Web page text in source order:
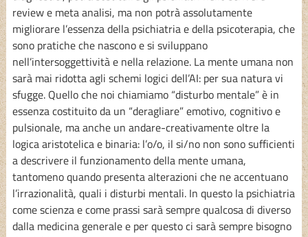
review e meta analisi, ma non potrà assolutamente
migliorare l’essenza della psichiatria e della psicoterapia, che
sono pratiche che nascono e si sviluppano
nell’intersoggettività e nella relazione. La mente umana non
sarà mai ridotta agli schemi logici dell’AI: per sua natura vi
sfugge. Quello che noi chiamiamo “disturbo mentale” è in
essenza costituito da un “deragliare” emotivo, cognitivo e
pulsionale, ma anche un andare-creativamente oltre la
logica aristotelica e binaria: l’o/o, il si/no non sono sufficienti
a descrivere il funzionamento della mente umana,
tantomeno quando presenta alterazioni che ne accentuano
l’irrazionalità, quali i disturbi mentali. In questo la psichiatria
come scienza e come prassi sarà sempre qualcosa di diverso
dalla medicina generale e per questo ci sarà sempre bisogno